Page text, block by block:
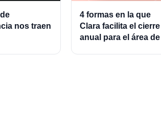
nos traen
4 formas en la que
Clara facilita el cierre
anual para el área de